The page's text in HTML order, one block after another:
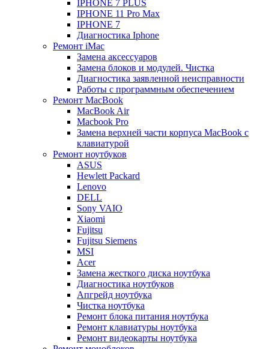
IPHONE 7 PLUS
IPHONE 11 Pro Max
IPHONE 7
Диагностика Iphone
Ремонт iMac
Замена аксессуаров
Замена блоков и модулей. Чистка
Диагностика заявленной неисправности
Работы с программным обеспечением
Ремонт MacBook
MacBook Air
Macbook Pro
Замена верхней части корпуса MacBook с
клавиатурой
Ремонт ноутбуков
ASUS
Hewlett Packard
Lenovo
DELL
Sony VAIO
Xiaomi
Fujitsu
Fujitsu Siemens
MSI
Acer
Замена жесткого диска ноутбука
Диагностика ноутбуков
Апгрейд ноутбука
Чистка ноутбука
Ремонт блока питания ноутбука
Ремонт клавиатуры ноутбука
Ремонт видеокарты ноутбука